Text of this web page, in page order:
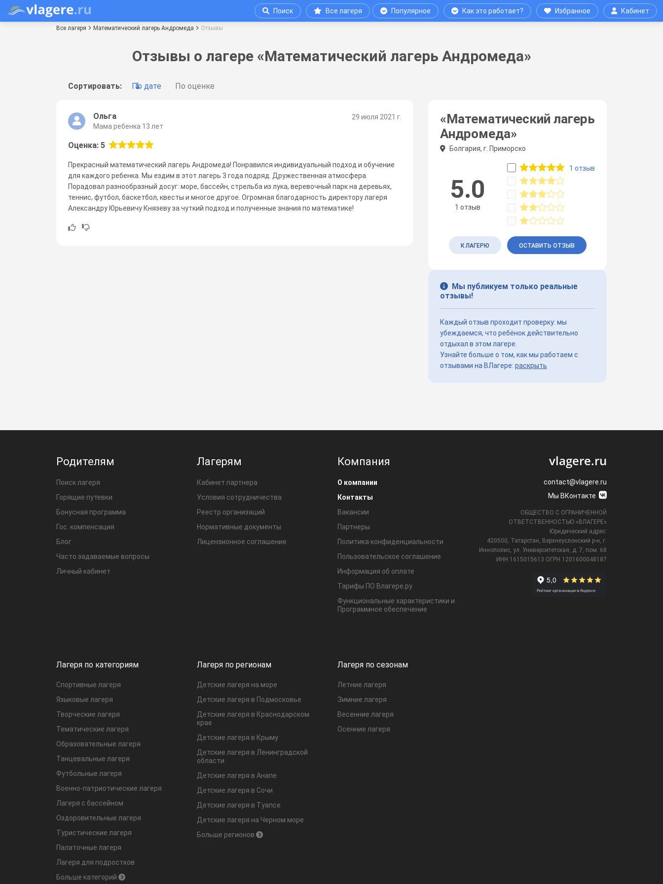
Поиск Все лагеря Популярное Как это работает? Избранное Кабинет
Все лагеря Математический лагерь Андромеда Отзывы
Отзывы о лагере «Математический лагерь Андромеда»
Сортировать: По дате По оценке
29 июля 2021 г.
Ольга
Мама ребенка 13 лет
Оценка: 5
Прекрасный математический лагерь Андромеда! Понравился индивидуальный подход и обучение
для каждого ребенка. Мы ездим в этот лагерь 3 года подряд. Дружественная атмосфера.
Порадовал разнообразный досуг: море, бассейн, стрельба из лука, веревочный парк на деревьях,
теннис, футбол, баскетбол, квесты и многое другое. Огромная благодарность директору лагеря
Александру Юрьевичу Князеву за чуткий подход и полученные знания по математике!
«Математический лагерь
Андромеда»
Болгария, г. Приморско
5.0
1 отзыв
1 отзыв
К ЛАГЕРЮ ОСТАВИТЬ ОТЗЫВ
Мы публикуем только реальные
отзывы!
Каждый отзыв проходит проверку: мы
убеждаемся, что ребёнок действительно
отдыхал в этом лагере.
Узнайте больше о том, как мы работаем с
отзывами на ВЛагере: раскрыть
Родителям
Поиск лагеря
Горящие путевки
Бонусная программа
Гос. компенсация
Блог
Часто задаваемые вопросы
Личный кабинет
Лагерям
Кабинет партнера
Условия сотрудничества
Реестр организаций
Нормативные документы
Лицензионное соглашение
Компания
О компании
Контакты
Вакансии
Партнеры
Политика конфиденциальности
Пользовательское соглашение
Информация об оплате
Тарифы ПО Влагере.ру
Функциональные характеристики и
Программное обеспечение
Лагеря по категориям
Спортивные лагеря
Языковые лагеря
Творческие лагеря
Тематические лагеря
Образовательные лагеря
Танцевальные лагеря
Футбольные лагеря
Военно-патриотические лагеря
Лагеря с бассейном
Оздоровительные лагеря
Туристические лагеря
Палаточные лагеря
Лагеря для подростков
Больше категорий
Лагеря по регионам
Детские лагеря на море
Детские лагеря в Подмосковье
Детские лагеря в Краснодарском
крае
Детские лагеря в Крыму
Детские лагеря в Ленинградской
области
Детские лагеря в Анапе
Детские лагеря в Сочи
Детские лагеря в Туапсе
Детские лагеря на Черном море
Больше регионов
Лагеря по сезонам
Летние лагеря
Зимние лагеря
Весенние лагеря
Осенние лагеря
vlagere.ru
contact@vlagere.ru
Мы ВКонтакте
ОБЩЕСТВО С ОГРАНИЧЕННОЙ
ОТВЕТСТВЕННОСТЬЮ «ВЛАГЕРЕ»
Юридический адрес:
420500, Татарстан, Верхнеуслонский р-н, г.
Иннополис, ул. Университетская,
д. 7, пом. 68
ИНН 1615015613 ОГРН 1201600048187